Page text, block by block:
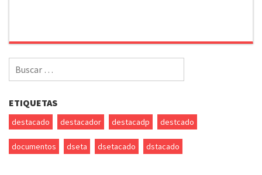
Buscar
por:
ETIQUETAS
destacado destacador destacadp destcado
documentos dseta dsetacado dstacado